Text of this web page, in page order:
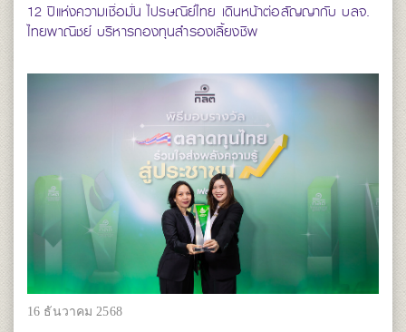
12 ปีแห่งความเชื่อมั่น ไปรษณีย์ไทย เดินหน้าต่อสัญญากับ บลจ.
ไทยพาณิชย์ บริหารกองทุนสำรองเลี้ยงชีพ
16 ธันวาคม 2568